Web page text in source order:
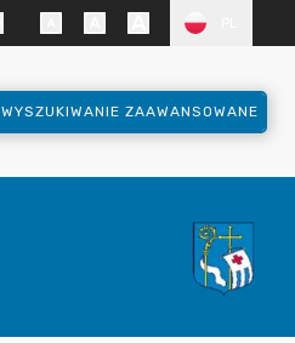
WYSZUKIWANIE ZAAWANSOWANE